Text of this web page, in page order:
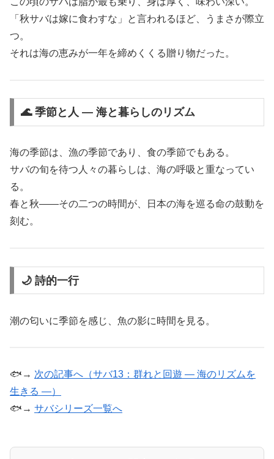
「秋サバは嫁に食わすな」と言われるほど、うまさが際立
つ。
それは海の恵みが一年を締めくくる贈り物だった。
🌊 季節と人 ― 海と暮らしのリズム
海の季節は、漁の季節であり、食の季節でもある。
サバの旬を待つ人々の暮らしは、海の呼吸と重なってい
る。
春と秋――その二つの時間が、日本の海を巡る命の鼓動を
刻む。
🌙 詩的一行
潮の匂いに季節を感じ、魚の影に時間を見る。
🐟→ 次の記事へ（サバ13：群れと回遊 ― 海のリズムを
生きる ―）
🐟→ サバシリーズ一覧へ